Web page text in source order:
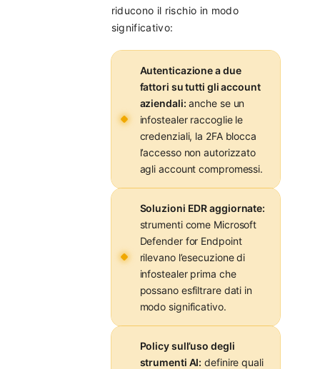
riducono il rischio in modo
significativo:
Autenticazione a due
fattori su tutti gli account
aziendali: anche se un
infostealer raccoglie le
credenziali, la 2FA blocca
l’accesso non autorizzato
agli account compromessi.
Soluzioni EDR aggiornate:
strumenti come Microsoft
Defender for Endpoint
rilevano l’esecuzione di
infostealer prima che
possano esfiltrare dati in
modo significativo.
Policy sull’uso degli
strumenti AI: definire quali